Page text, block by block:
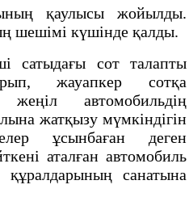
қаулысы жойылды.
шешімі күшінде қалды.
сатыдағы сот талапты
жауапкер сотқа
автомобильдің
жатқызу мүмкіндігін
ұсынбаған деген
аталған автомобиль
санатына